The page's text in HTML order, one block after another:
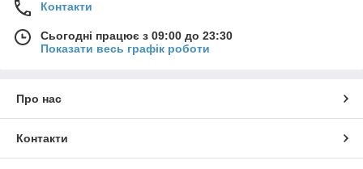
Контакти
Сьогодні працює з 09:00 до 23:30
Показати весь графік роботи
Про нас
Контакти